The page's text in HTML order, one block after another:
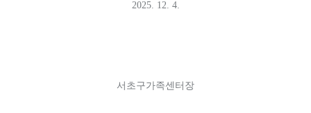
2025. 12. 4.
서초구가족센터장